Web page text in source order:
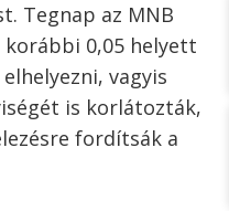
Tegnap az MNB
0,05 helyett
vagyis
is korlátozták,
fordítsák a